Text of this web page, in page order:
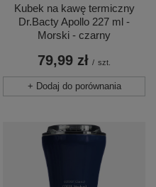
Kubek na kawę termiczny
Dr.Bacty Apollo 227 ml -
Morski - czarny
79,99 zł / szt.
+ Dodaj do porównania